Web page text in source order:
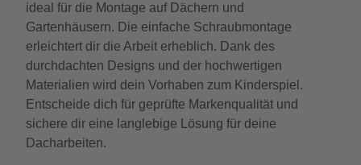
ideal für die Montage auf Dächern und
Gartenhäusern. Die einfache Schraubmontage
erleichtert dir die Arbeit erheblich. Dank des
durchdachten Designs und der hochwertigen
Materialien wird dein Vorhaben zum Kinderspiel.
Entscheide dich für geprüfte Markenqualität und
sichere dir eine langlebige Lösung für deine
Dacharbeiten.